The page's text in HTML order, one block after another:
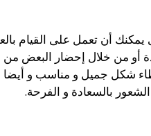
أن تعمل على القيام
من خلال إحضار البعض من
شكل جميل و مناسب و أيضا
بالسعادة و الفرحة.